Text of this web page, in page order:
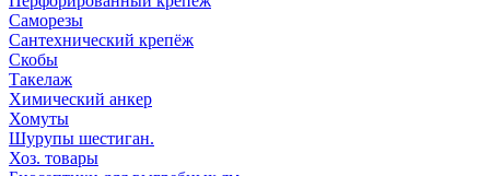
Саморезы
Сантехнический крепёж
Скобы
Такелаж
Химический анкер
Хомуты
Шурупы шестиган.
Хоз. товары